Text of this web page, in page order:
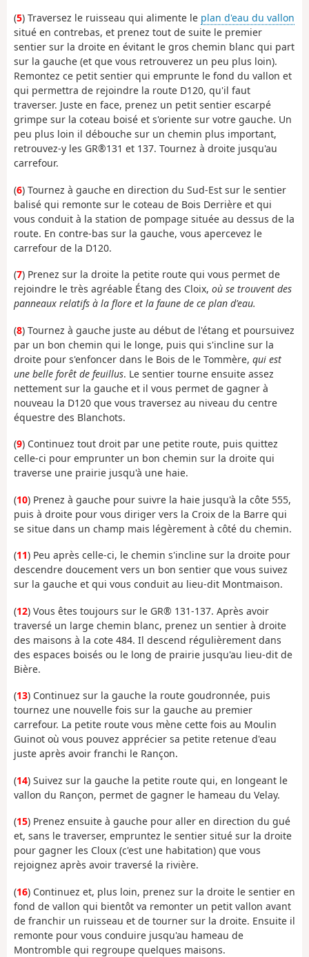
(5) Traversez le ruisseau qui alimente le plan d'eau du vallon
situé en contrebas, et prenez tout de suite le premier
sentier sur la droite en évitant le gros chemin blanc qui part
sur la gauche (et que vous retrouverez un peu plus loin).
Remontez ce petit sentier qui emprunte le fond du vallon et
qui permettra de rejoindre la route D120, qu'il faut
traverser. Juste en face, prenez un petit sentier escarpé
grimpe sur la coteau boisé et s'oriente sur votre gauche. Un
peu plus loin il débouche sur un chemin plus important,
retrouvez-y les GR®131 et 137. Tournez à droite jusqu'au
carrefour.
(6) Tournez à gauche en direction du Sud-Est sur le sentier
balisé qui remonte sur le coteau de Bois Derrière et qui
vous conduit à la station de pompage située au dessus de la
route. En contre-bas sur la gauche, vous apercevez le
carrefour de la D120.
(7) Prenez sur la droite la petite route qui vous permet de
rejoindre le très agréable Étang des Cloix, où se trouvent des
panneaux relatifs à la flore et la faune de ce plan d'eau.
(8) Tournez à gauche juste au début de l'étang et poursuivez
par un bon chemin qui le longe, puis qui s'incline sur la
droite pour s'enfoncer dans le Bois de le Tommère, qui est
une belle forêt de feuillus. Le sentier tourne ensuite assez
nettement sur la gauche et il vous permet de gagner à
nouveau la D120 que vous traversez au niveau du centre
équestre des Blanchots.
(9) Continuez tout droit par une petite route, puis quittez
celle-ci pour emprunter un bon chemin sur la droite qui
traverse une prairie jusqu'à une haie.
(10) Prenez à gauche pour suivre la haie jusqu'à la côte 555,
puis à droite pour vous diriger vers la Croix de la Barre qui
se situe dans un champ mais légèrement à côté du chemin.
(11) Peu après celle-ci, le chemin s'incline sur la droite pour
descendre doucement vers un bon sentier que vous suivez
sur la gauche et qui vous conduit au lieu-dit Montmaison.
(12) Vous êtes toujours sur le GR® 131-137. Après avoir
traversé un large chemin blanc, prenez un sentier à droite
des maisons à la cote 484. Il descend régulièrement dans
des espaces boisés ou le long de prairie jusqu'au lieu-dit de
Bière.
(13) Continuez sur la gauche la route goudronnée, puis
tournez une nouvelle fois sur la gauche au premier
carrefour. La petite route vous mène cette fois au Moulin
Guinot où vous pouvez apprécier sa petite retenue d'eau
juste après avoir franchi le Rançon.
(14) Suivez sur la gauche la petite route qui, en longeant le
vallon du Rançon, permet de gagner le hameau du Velay.
(15) Prenez ensuite à gauche pour aller en direction du gué
et, sans le traverser, empruntez le sentier situé sur la droite
pour gagner les Cloux (c'est une habitation) que vous
rejoignez après avoir traversé la rivière.
(16) Continuez et, plus loin, prenez sur la droite le sentier en
fond de vallon qui bientôt va remonter un petit vallon avant
de franchir un ruisseau et de tourner sur la droite. Ensuite il
remonte pour vous conduire jusqu'au hameau de
Montromble qui regroupe quelques maisons.